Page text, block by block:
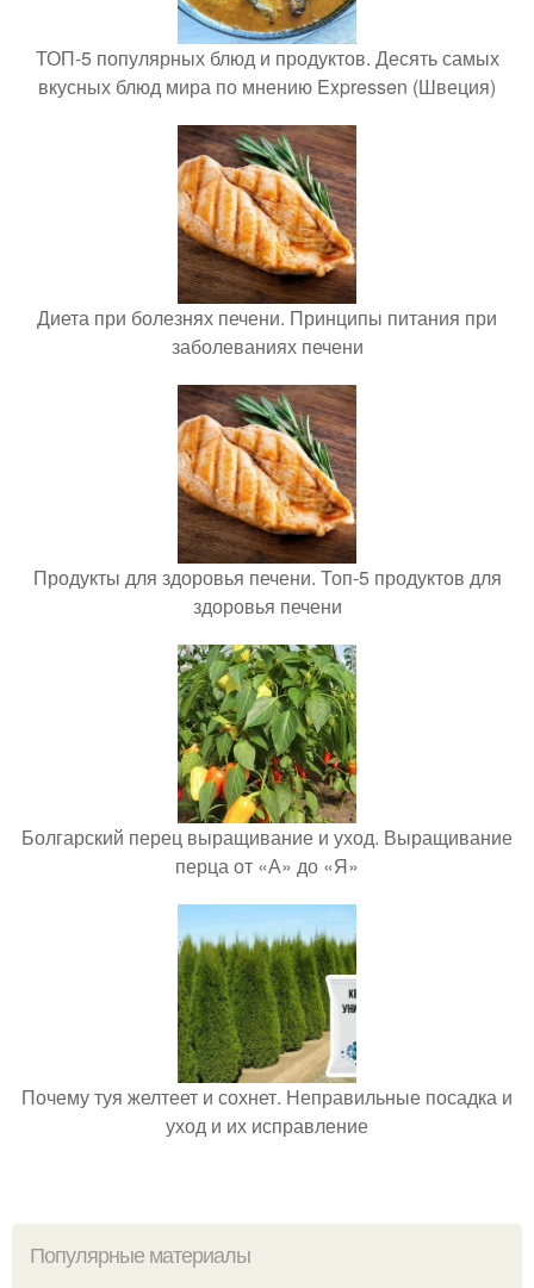
ТОП-5 популярных блюд и продуктов. Десять самых
вкусных блюд мира по мнению Expressen (Швеция)
Диета при болезнях печени. Принципы питания при
заболеваниях печени
Продукты для здоровья печени. Топ-5 продуктов для
здоровья печени
Болгарский перец выращивание и уход. Выращивание
перца от «А» до «Я»
Почему туя желтеет и сохнет. Неправильные посадка и
уход и их исправление
Популярные материалы